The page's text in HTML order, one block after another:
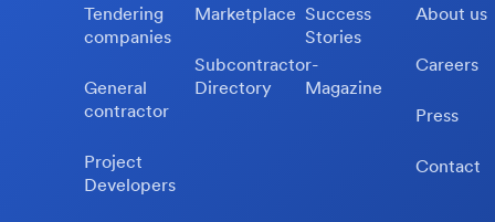
Tendering
companies
General
contractor
Project
Developers
Marketplace
Subcontractor-
Directory
Success
Stories
Magazine
About us
Careers
Press
Contact